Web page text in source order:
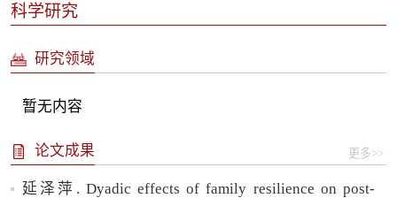
科学研究
研究领域
暂无内容
论文成果 更多>>
延泽萍. Dyadic effects of family resilience on post-